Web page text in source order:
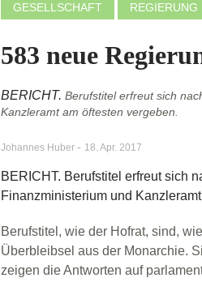
GESELLSCHAFT REGIERUNG
583 neue
BERICHT. Berufstitel erfreut sich
Kanzleramt am öftesten vergeben.
Johannes Huber - 18. Apr. 2017
BERICHT. Berufstitel erfreut sich
Finanzministerium und
Berufstitel, wie der Hofrat, sind,
Überbleibsel aus der Monarchie.
zeigen die Antworten auf